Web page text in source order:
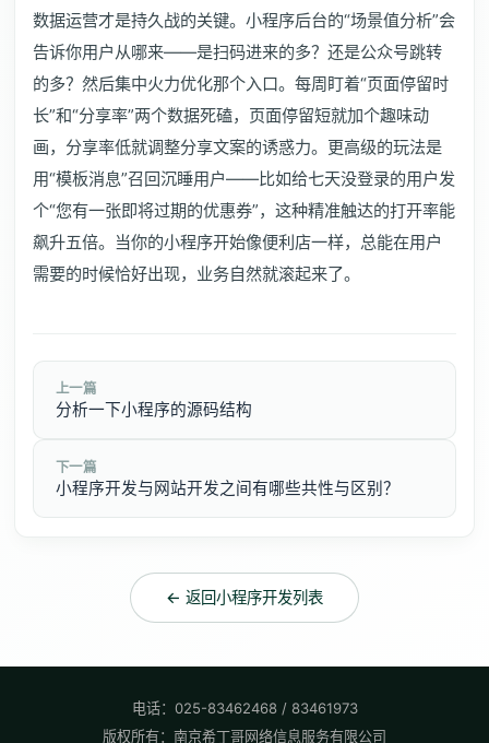
数据运营才是持久战的关键。小程序后台的“场景值分析”会
告诉你用户从哪来——是扫码进来的多？还是公众号跳转
的多？然后集中火力优化那个入口。每周盯着“页面停留时
长”和“分享率”两个数据死磕，页面停留短就加个趣味动
画，分享率低就调整分享文案的诱惑力。更高级的玩法是
用“模板消息”召回沉睡用户——比如给七天没登录的用户发
个“您有一张即将过期的优惠券”，这种精准触达的打开率能
飙升五倍。当你的小程序开始像便利店一样，总能在用户
需要的时候恰好出现，业务自然就滚起来了。
上一篇
分析一下小程序的源码结构
下一篇
小程序开发与网站开发之间有哪些共性与区别？
← 返回小程序开发列表
电话：025-83462468 / 83461973
版权所有：南京希丁哥网络信息服务有限公司